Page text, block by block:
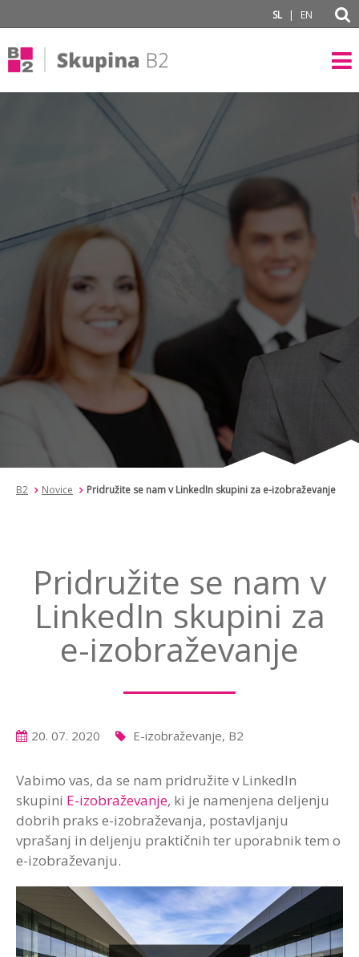
SL | EN
B2 Novice Pridružite se nam v LinkedIn skupini za e-izobraževanje
Pridružite se nam v
LinkedIn skupini za
e-izobraževanje
20. 07. 2020 E-izobraževanje, B2
Vabimo vas, da se nam pridružite v LinkedIn
skupini E-izobraževanje, ki je namenjena deljenju
dobrih praks e-izobraževanja, postavljanju
vprašanj in deljenju praktičnih ter uporabnik tem o
e-izobraževanju.